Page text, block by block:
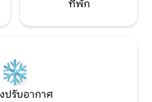
ที่พัก
ปรับอากาศ